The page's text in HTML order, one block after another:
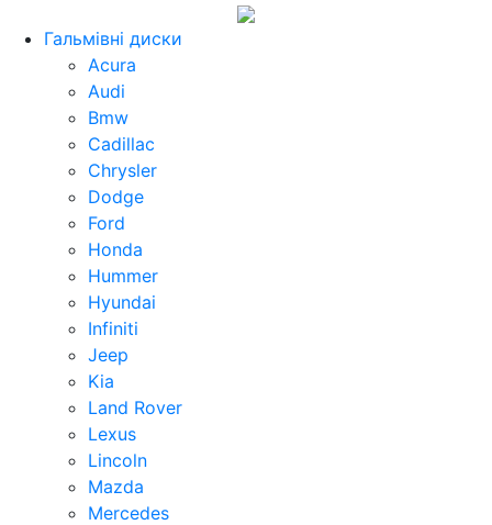
Гальмівні диски
Acura
Audi
Bmw
Cadillac
Chrysler
Dodge
Ford
Honda
Hummer
Hyundai
Infiniti
Jeep
Kia
Land Rover
Lexus
Lincoln
Mazda
Mercedes